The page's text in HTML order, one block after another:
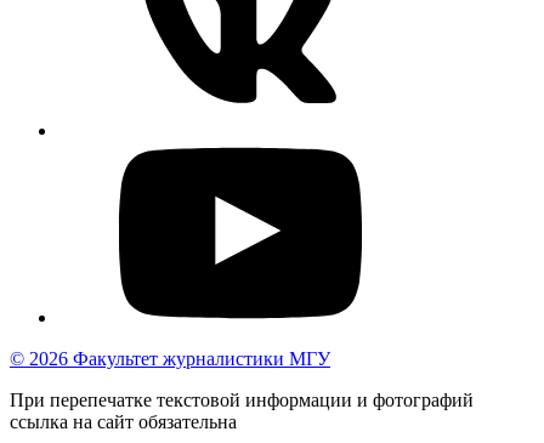
© 2026 Факультет журналистики МГУ
При перепечатке текстовой информации и фотографий
ссылка на сайт обязательна